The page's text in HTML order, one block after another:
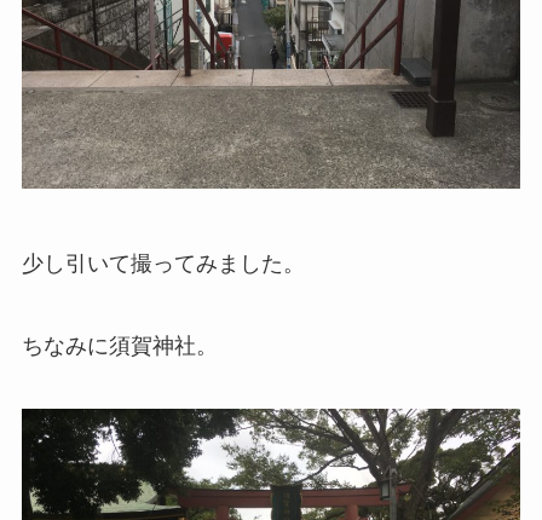
少し引いて撮ってみました。
ちなみに須賀神社。